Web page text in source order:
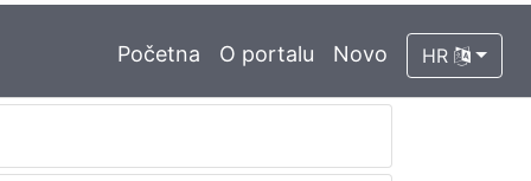
Početna O portalu Novo HR